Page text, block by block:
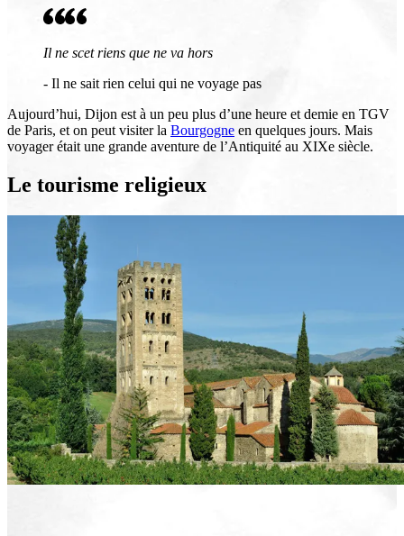
Il ne scet riens que ne va hors
- Il ne sait rien celui qui ne voyage pas
Aujourd’hui, Dijon est à un peu plus d’une heure et demie en TGV
de Paris, et on peut visiter la Bourgogne en quelques jours. Mais
voyager était une grande aventure de l’Antiquité au XIXe siècle.
Le tourisme religieux